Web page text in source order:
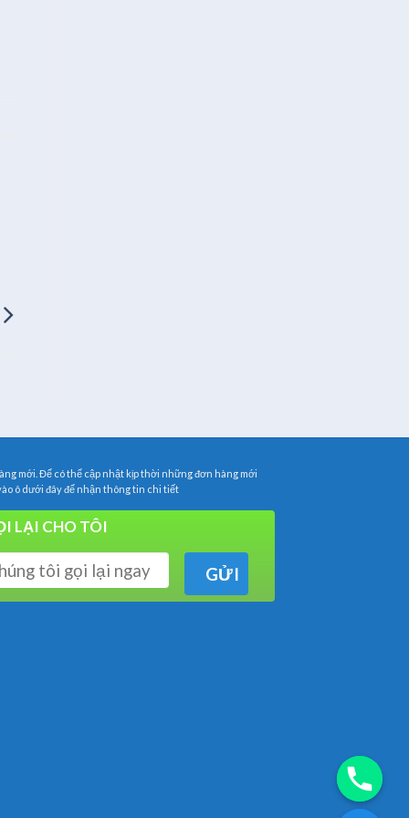
mới. Để có thể cập nhật kịp thời những đơn hàng mới
ô dưới đây để nhận thông tin chi tiết
LẠI CHO TÔI